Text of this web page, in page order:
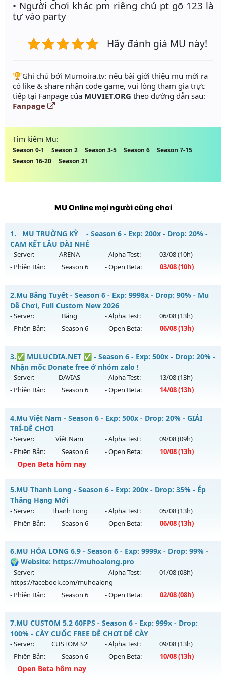
• Người chơi khác pm riêng chủ pt gõ 123 là
tự vào party
Hãy đánh giá MU này!
️🏆Ghi chú bởi Mumoira.tv: nếu bài giới thiệu mu mới ra
có like & share nhận code game, vui lòng tham gia trực
tiếp tại Fanpage của MUVIET.ORG theo đường dẫn sau:
Fanpage
Tìm kiếm Mu:
Season 0-1 Season 2 Season 3-5 Season 6
Season 7-15
Season 16-20
Season 21
MU Online mọi người cũng chơi
1. __MU TRUỜNG KỲ__ - Season 6 - Exp: 200x - Drop: 20% -
CAM KẾT LÂU DÀI NHÉ
- Server: ARENA - Alpha Test: 03/08(10h)
- Phiên Bản:
Season 6 - Open Beta: 03/08(10h)
__MU TRUỜNG KỲ__ - CAM KẾT LÂU DÀI NHÉ
Mu mới ra tháng 08 2026 - Mở máy chủ
ngày 03/08/2626
Exp: 200x - Drop: 20%
Thể loại: Mu Nguyên bản Webzen
Antihack: GoldShield
2.Mu Băng Tuyết - Season 6 - Exp: 9998x - Drop: 90% - Mu
Dễ Chơi, Full Custom New 2026
- Server: Băng - Alpha Test: 06/08(13h)
- Phiên Bản:
Season 6 - Open Beta: 06/08(13h)
Mu Băng Tuyết - Mu Dễ Chơi, Full Custom New 2026
Mu mới ra tháng 08 2026 - Mở máy chủ
06/08/2626
Exp: 9998x - Drop: 90%
Thể loại: Mu Custom thêm đồ mới
Antihack: Dragon
3.✅ MULUCDIA.NET ✅ - Season 6 - Exp: 500x - Drop: 20% -
Nhận mốc Donate free ở nhóm zalo !
- Server: DAVIAS - Alpha Test: 13/08(13h)
- Phiên Bản:
Season 6 - Open Beta: 14/08(13h)
✅ MULUCDIA.NET ✅ - Nhận mốc Donate free ở nhóm zalo !
Mu mới ra tháng 08 2026 - Mở máy chủ
ngày 14/08/2626
Exp: 500x - Drop: 20%
Kiểu reset: Reset In Game
Antihack: FPS 60 - CHỐNG HACK 100%
4.Mu Việt Nam - Season 6 - Exp: 500x - Drop: 20% - GIẢI
TRÍ-DỄ CHƠI
- Server: Việt Nam - Alpha Test: 09/08(09h)
- Phiên Bản:
Season 6 - Open Beta: 10/08(13h)
Open Beta hôm nay
Mu Việt Nam - GIẢI TRÍ-DỄ CHƠI
Mu mới ra tháng 08 2026 - Mở máy chủ
ngày 10/08/2626
Exp: 500x - Drop: 20%
Thể loại: Mu Nguyên bản Webzen
Antihack: PRO
5.MU Thanh Long - Season 6 - Exp: 200x - Drop: 35% - Ép
Thăng Hạng Mới
- Server: Thanh Long - Alpha Test: 05/08(13h)
- Phiên Bản:
Season 6 - Open Beta: 06/08(13h)
MU Thanh Long - Ép Thăng Hạng Mới
Mu mới ra tháng 08 2026 - Mở máy chủ
13h ngày 06/08/2626
Exp: 200x - Drop: 35%
Antihack: CheatGuard
6.MU HỎA LONG 6.9 - Season 6 - Exp: 9999x - Drop: 99% -
🌍 Website: https://muhoalong.pro
- Server:
https://facebook.com/muhoalong
- Alpha Test: 01/08(08h)
- Phiên Bản: Season 6 - Open Beta: 02/08(08h)
Mu mới ra tháng 08 2026 - Mở máy chủ
https://facebook.com/muhoalongvào 08h ngày
02/08/2626
Exp: 9999x - Drop: 99%
7.MU CUSTOM 5.2 60FPS - Season 6 - Exp: 999x - Drop:
100% - CÀY CUỐC FREE DỄ CHƠI DỄ CÀY
- Server: CUSTOM S2 - Alpha Test: 09/08(13h)
- Phiên Bản:
Season 6 - Open Beta: 10/08(13h)
Open Beta hôm nay